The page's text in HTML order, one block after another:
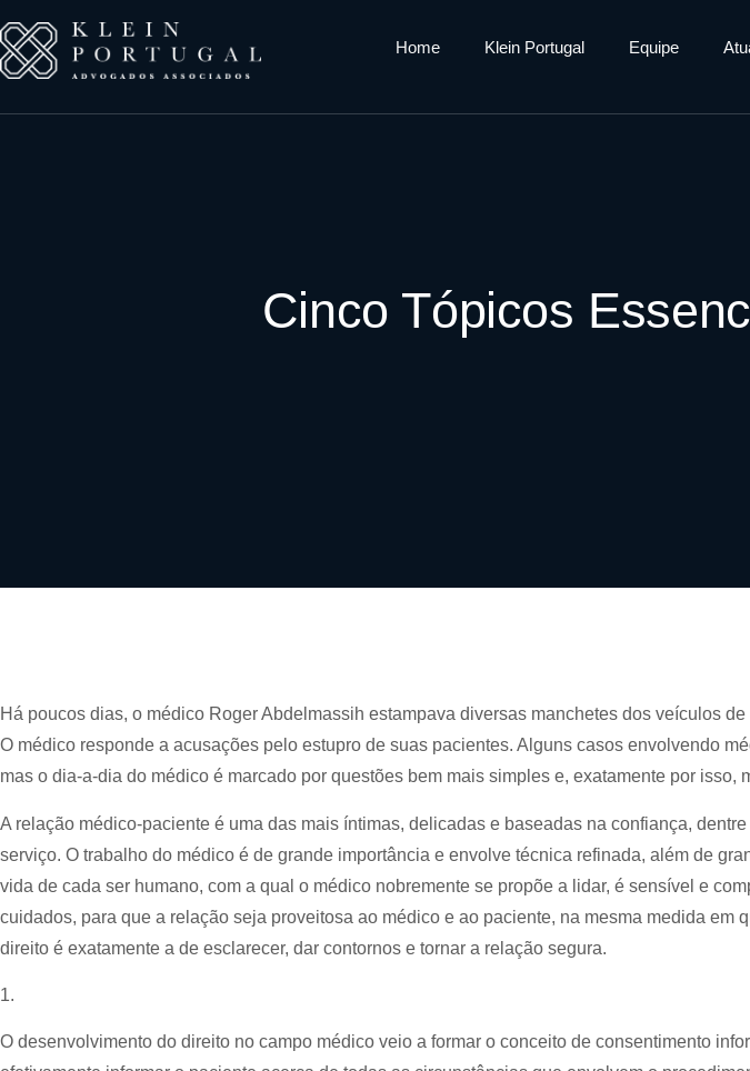
Home Klein Portugal Equipe
Cinco Tópicos
Há poucos dias, o médico Roger Abdelmassih estampava diversas manchetes dos veículos
O médico responde a acusações pelo estupro de suas pacientes. Alguns casos envolvendo
mas o dia-a-dia do médico é marcado por questões bem mais simples e, exatamente por isso,
A relação médico-paciente é uma das mais íntimas, delicadas e baseadas na confiança,
serviço. O trabalho do médico é de grande importância e envolve técnica refinada, além de
vida de cada ser humano, com a qual o médico nobremente se propõe a lidar, é sensível e
cuidados, para que a relação seja proveitosa ao médico e ao paciente, na mesma medida em
direito é exatamente a de esclarecer, dar contornos e tornar a relação segura.
1.
O desenvolvimento do direito no campo médico veio a formar o conceito de consentimento